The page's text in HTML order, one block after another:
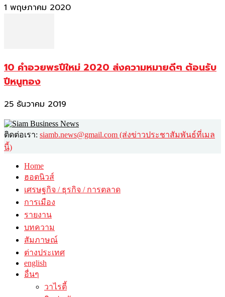
1 พฤษภาคม 2020
10 คำอวยพรปีใหม่ 2020 ส่งความหมายดีๆ ต้อนรับ
ปีหนูทอง
25 ธันวาคม 2019
ติดต่อเรา: siamb.news@gmail.com (ส่งข่าวประชาสัมพันธ์ที่เมล
นี้)
Home
ฮอตนิวส์
เศรษฐกิจ / ธุรกิจ / การตลาด
การเมือง
รายงาน
บทความ
สัมภาษณ์
ต่างประเทศ
english
อื่นๆ
วาไรตี้